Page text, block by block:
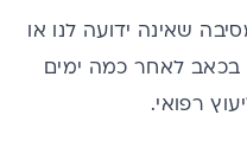
שאינה ידועה לנו או
לאחר כמה ימים
רפואי.